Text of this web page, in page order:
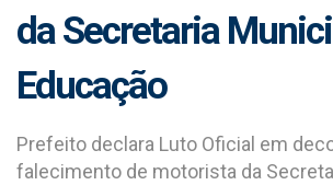
da Secretaria
Educação
Prefeito declara Luto Oficial em
falecimento de motorista da